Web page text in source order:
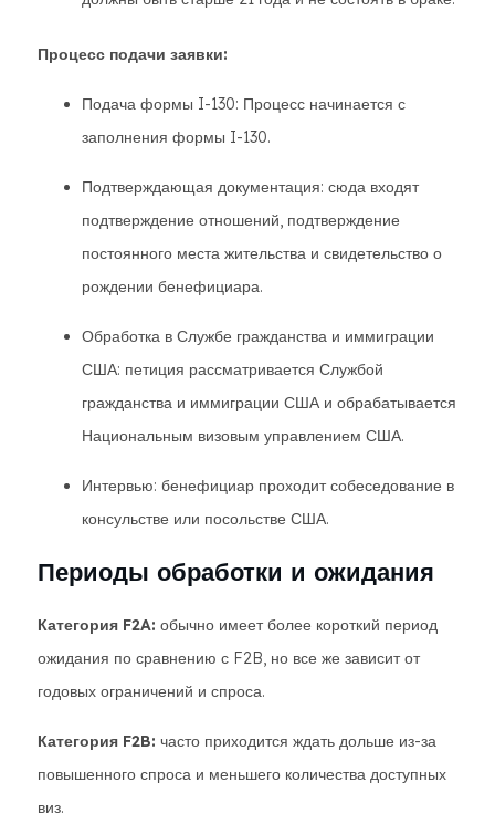
Процесс подачи заявки:
Подача формы I-130: Процесс начинается с
заполнения формы I-130.
Подтверждающая документация: сюда входят
подтверждение отношений, подтверждение
постоянного места жительства и свидетельство о
рождении бенефициара.
Обработка в Службе гражданства и иммиграции
США: петиция рассматривается Службой
гражданства и иммиграции США и обрабатывается
Национальным визовым управлением США.
Интервью: бенефициар проходит собеседование в
консульстве или посольстве США.
Периоды обработки и ожидания
Категория F2A: обычно имеет более короткий период
ожидания по сравнению с F2B, но все же зависит от
годовых ограничений и спроса.
Категория F2B: часто приходится ждать дольше из-за
повышенного спроса и меньшего количества доступных
виз.